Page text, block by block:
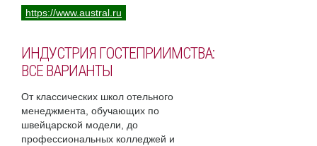
https://www.austral.ru
ИНДУСТРИЯ ГОСТЕПРИИМСТВА:
ВСЕ ВАРИАНТЫ
От классических школ отельного
менеджмента, обучающих по
швейцарской модели, до
профессиональных колледжей и